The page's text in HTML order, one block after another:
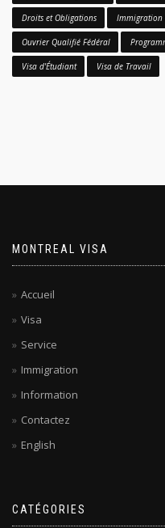
Droits et Obligations Immigration
Ouvrier Qualifié Fédéral
Visa d'Étudiant Visa de Travail
MONTREAL VISA
Accueil
Visa
Service
Immigration
Information
Contactez
English
CATÉGORIES